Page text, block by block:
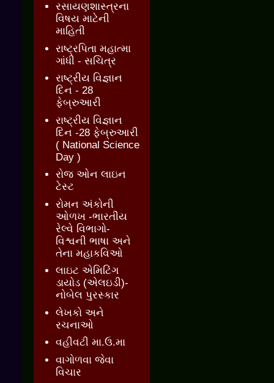
રસાયણશાસ્ત્રના
વિષય માટેની
માહિતી
રાષ્ટ્રપિતા મહાત્મા
ગાંધી - સચિત્ર
રાષ્ટ્રીય વિજ્ઞાન
દિન - 28
ફેબ્રુઆરી
રાષ્ટ્રીય વિજ્ઞાન
દિન -28 ફેબ્રુઆરી
( National Science
Day )
રોજ ઓન લાઇન
ટેસ્ટ
રોમન અંકોની
ઓળખ -ભારતીય
રેલ્વે વિભાગો-
વિશ્વની ભાષા અને
તેના મહાકવિઓ
લાઇટ એમિટિંગ
ડાયોડ (એલઇડી)-
નોબેલ પુરસ્કાર
લેખકો અને
રચનાઓ
વહીવટી મા.ઉ.મા
વાગોળવા જેવા
વિચાર